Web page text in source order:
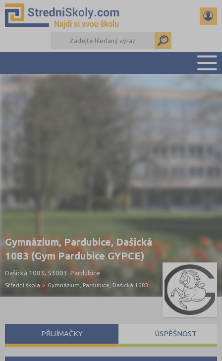
Gymnázium, Pardubice, Dašická
1083 (Gym Pardubice GYPCE)
Dašická 1083, 53003 Pardubice
Střední škola > Gymnázium, Pardubice, Dašická 1083
PŘIJÍMAČKY ÚSPĚŠNOST